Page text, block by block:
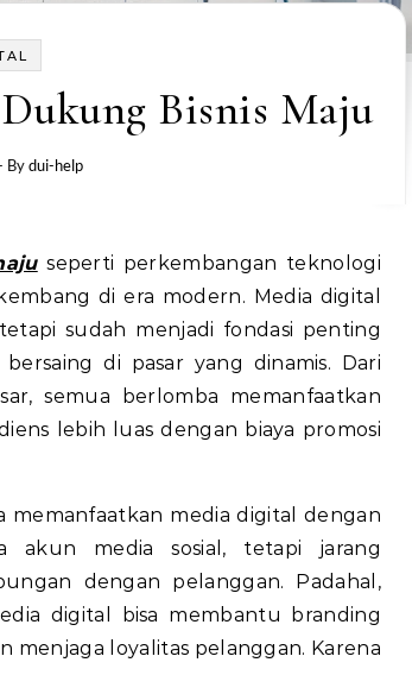
Bisnis Maju
Bydui-help
seperti perkembangan teknologi
di era modern. Media digital
sudah menjadi fondasi penting
di pasar yang dinamis. Dari
semua berlomba memanfaatkan
lebih luas dengan biaya promosi
memanfaatkan media digital dengan
akun media sosial, tetapi jarang
dengan pelanggan. Padahal,
digital bisa membantu branding
menjaga loyalitas pelanggan. Karena